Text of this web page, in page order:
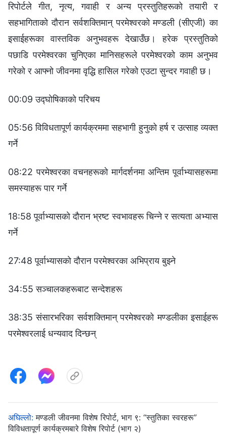
रिपोर्टले गीत, नृत्य, गवाही र अन्य प्रस्तुतिहरूको तयारी र
सहभागिताको दौरान सर्वशक्तिमान् परमेश्वरको मण्डली (सीएजी) का
इसाईहरूका वास्तविक अनुभवहरू देखाउँछ। हरेक प्रस्तुतिको
पछाडि परमेश्‍वरका चुनिएका मानिसहरूले परमेश्‍वरको काम अनुभव
गरेको र आफ्नो जीवनमा वृद्धि हासिल गरेको एउटा सुन्दर गवाही छ।
00:09 उद्घोषिकाको परिचय
05:56 विविधतापूर्ण कार्यक्रममा सहभागी हुनुको हर्ष र उत्साह व्यक्त
गर्ने
08:22 परमेश्‍वरका वचनहरूको मार्गदर्शनमा अन्तिम पूर्वाभ्यासहरूमा
समस्याहरू पार गर्ने
18:58 पूर्वाभ्यासको दौरान भ्रष्ट स्वभावहरू चिन्ने र सत्यता अभ्यास
गर्ने
27:48 पूर्वाभ्यासको दौरान परमेश्‍वरका अभिप्राय बुझ्ने
34:55 सञ्चालकहरूबाट सन्देशहरू
38:35 संसारभरिका सर्वशक्तिमान् परमेश्‍वरको मण्डलीका इसाईहरू
परमेश्‍वरलाई धन्यवाद दिन्छन्
अघिल्लो:मण्डली जीवनमा विशेष रिपोर्ट, भाग ९: “स्तुतिका स्वरहरू”
विविधतापूर्ण कार्यक्रमबारे विशेष रिपोर्ट (भाग २)